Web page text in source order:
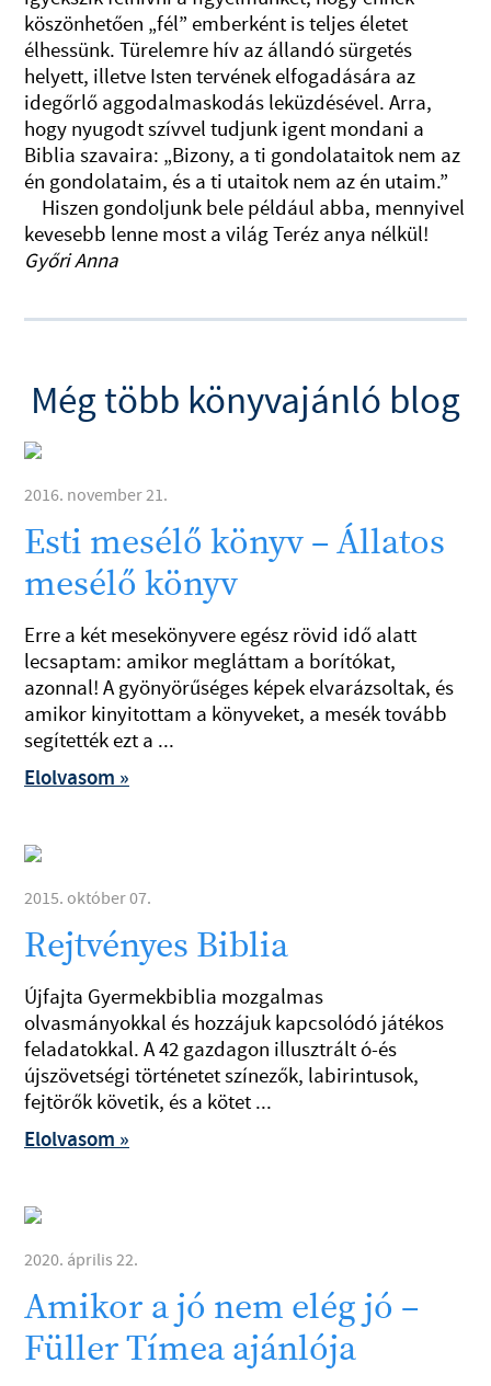
köszönhetően „fél” emberként is teljes életet
élhessünk. Türelemre hív az állandó sürgetés
helyett, illetve Isten tervének elfogadására az
idegőrlő aggodalmaskodás leküzdésével. Arra,
hogy nyugodt szívvel tudjunk igent mondani a
Biblia szavaira: „Bizony, a ti gondolataitok nem az
én gondolataim, és a ti utaitok nem az én utaim.”
Hiszen gondoljunk bele például abba, mennyivel
kevesebb lenne most a világ Teréz anya nélkül!
Győri Anna
Még több könyvajánló blog
2016. november 21.
Esti mesélő könyv – Állatos
mesélő könyv
Erre a két mesekönyvere egész rövid idő alatt
lecsaptam: amikor megláttam a borítókat,
azonnal! A gyönyörűséges képek elvarázsoltak, és
amikor kinyitottam a könyveket, a mesék tovább
segítették ezt a ...
Elolvasom »
2015. október 07.
Rejtvényes Biblia
Újfajta Gyermekbiblia mozgalmas
olvasmányokkal és hozzájuk kapcsolódó játékos
feladatokkal. A 42 gazdagon illusztrált ó-és
újszövetségi történetet színezők, labirintusok,
fejtörők követik, és a kötet ...
Elolvasom »
2020. április 22.
Amikor a jó nem elég jó –
Füller Tímea ajánlója